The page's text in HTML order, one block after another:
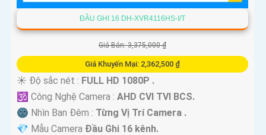
ĐẦU GHI 16 DH-XVR4116HS-I/T
Giá Bán: 3,375,000 ₫
Giá Khuyến Mại: 2,362,500 ₫
☀️ Độ sắc nét : FULL HD 1080P .
🕉️ Công Nghệ Camera : AHD CVI TVI BCS.
🌚 Nhìn Ban Đêm : Từng Vị Trí Camera .
💎 Mẫu Camera Đầu Ghi 16 kênh.